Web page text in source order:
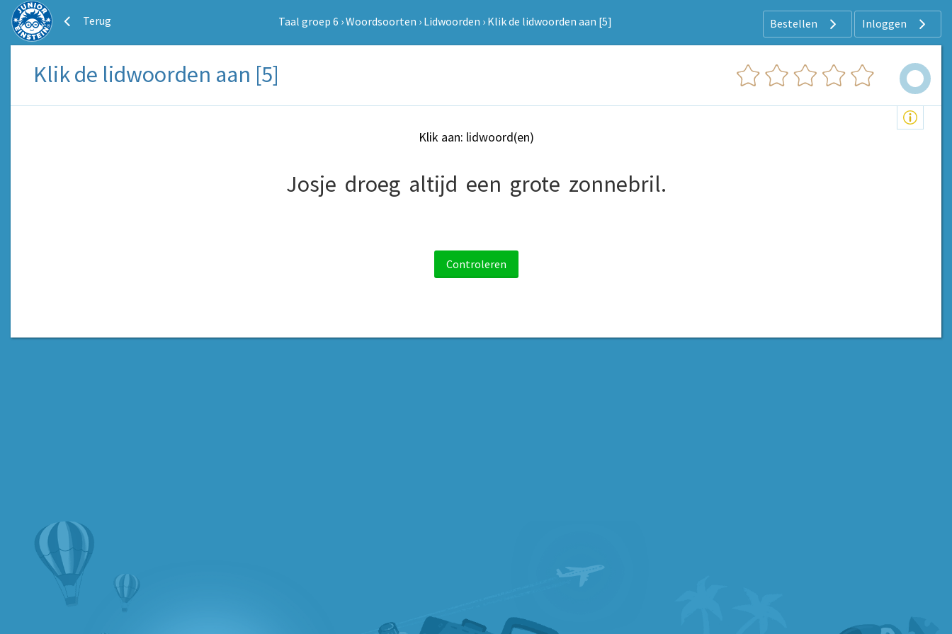
Terug Taal groep 6 ›Woordsoorten › Lidwoorden › Klik de lidwoorden aan [5] Bestellen Inloggen
Klik de lidwoorden aan [5]
Klik aan: lidwoord(en)
Josje droeg altijd een grote zonnebril.